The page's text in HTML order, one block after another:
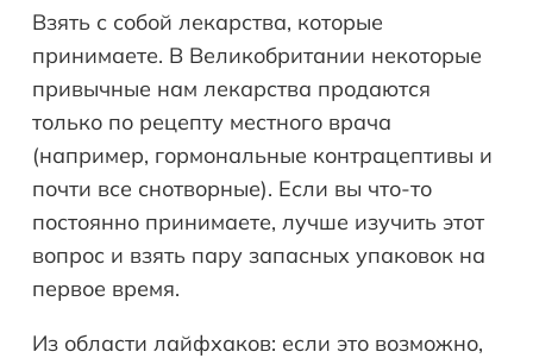
Взять с собой лекарства, которые
принимаете. В Великобритании некоторые
привычные нам лекарства продаются
только по рецепту местного врача
(например, гормональные контрацептивы и
почти все снотворные). Если вы что-то
постоянно принимаете, лучше изучить этот
вопрос и взять пару запасных упаковок на
первое время.
Из области лайфхаков: если это возможно,